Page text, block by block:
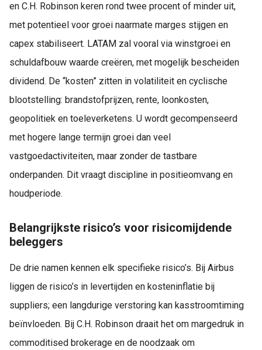
en C.H. Robinson keren rond twee procent of minder uit,
met potentieel voor groei naarmate marges stijgen en
capex stabiliseert. LATAM zal vooral via winstgroei en
schuldafbouw waarde creëren, met mogelijk bescheiden
dividend. De “kosten” zitten in volatiliteit en cyclische
blootstelling: brandstofprijzen, rente, loonkosten,
geopolitiek en toeleverketens. U wordt gecompenseerd
met hogere lange termijn groei dan veel
vastgoedactiviteiten, maar zonder de tastbare
onderpanden. Dit vraagt discipline in positieomvang en
houdperiode.
Belangrijkste risico’s voor risicomijdende
beleggers
De drie namen kennen elk specifieke risico’s. Bij Airbus
liggen de risico’s in levertijden en kosteninflatie bij
suppliers; een langdurige verstoring kan kasstroomtiming
beïnvloeden. Bij C.H. Robinson draait het om margedruk in
commoditised brokerage en de noodzaak om